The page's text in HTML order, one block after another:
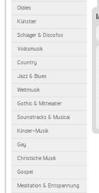
Oldies
Künstler
Schlager & Discofox
Volksmusik
Country
Jazz & Blues
Weltmusik
Gothic & Mittelalter
Soundtracks & Musical
Kinder-Musik
Gay
Christliche Musik
Gospel
Meditation & Entspannung